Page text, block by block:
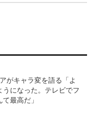
がキャラ変を語る「よ
うになった。テレビでフ
最高だ」